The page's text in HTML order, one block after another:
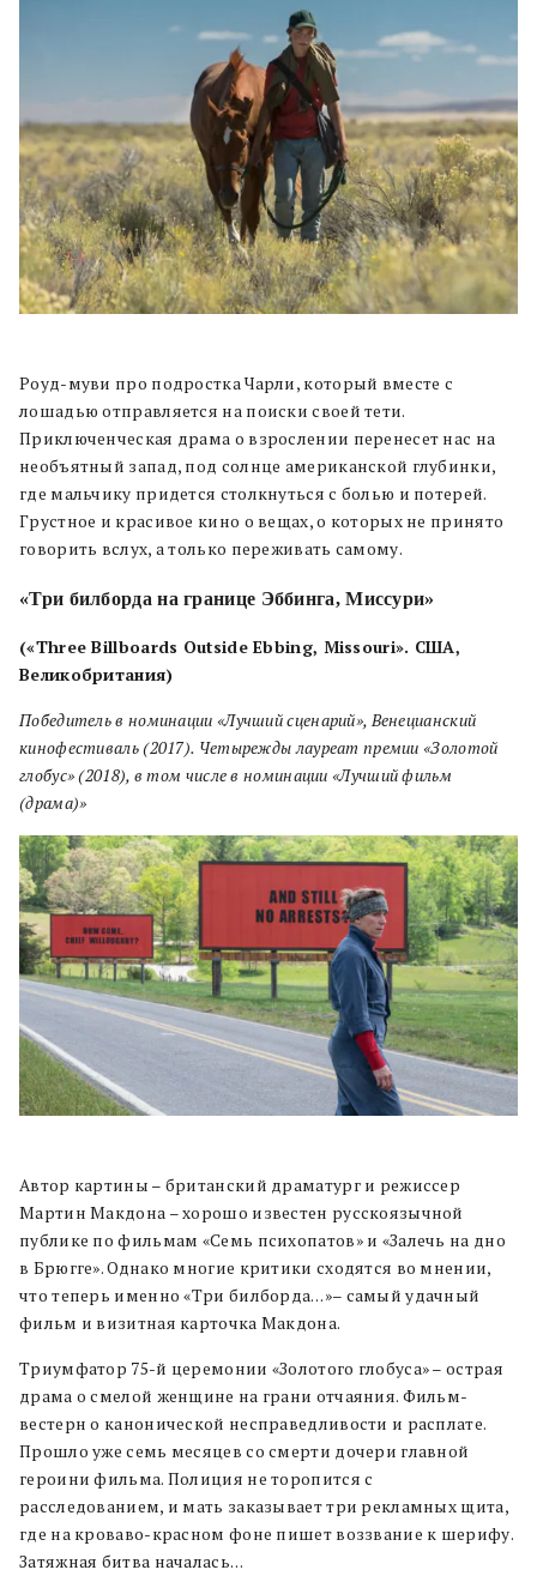
Роуд-муви про подростка Чарли, который вместе с
лошадью отправляется на поиски своей тети.
Приключенческая драма о взрослении перенесет нас на
необъятный запад, под солнце американской глубинки,
где мальчику придется столкнуться с болью и потерей.
Грустное и красивое кино о вещах, о которых не принято
говорить вслух, а только переживать самому.
«Три билборда на границе Эббинга, Миссури»
(«Three Billboards Outside Ebbing, Missouri». США,
Великобритания)
Победитель в номинации «Лучший сценарий», Венецианский
кинофестиваль (2017). Четырежды лауреат премии «Золотой
глобус» (2018), в том числе в номинации «Лучший фильм
(драма)»
Автор картины – британский драматург и режиссер
Мартин Макдона – хорошо известен русскоязычной
публике по фильмам «Семь психопатов» и «Залечь на дно
в Брюгге». Однако многие критики сходятся во мнении,
что теперь именно «Три билборда…»– самый удачный
фильм и визитная карточка Макдона.
Триумфатор 75-й церемонии «Золотого глобуса» – острая
драма о смелой женщине на грани отчаяния. Фильм-
вестерн о канонической несправедливости и расплате.
Прошло уже семь месяцев со смерти дочери главной
героини фильма. Полиция не торопится с
расследованием, и мать заказывает три рекламных щита,
где на кроваво-красном фоне пишет воззвание к шерифу.
Затяжная битва началась…